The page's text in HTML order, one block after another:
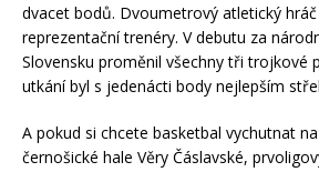
dvacet bodů. Dvoumetrový atletický
reprezentační trenéry. V debutu za
Slovensku proměnil všechny tři trojkové
utkání byl s jedenácti body nejlepším
A pokud si chcete basketbal vychutnat
černošické hale Věry Čáslavské,